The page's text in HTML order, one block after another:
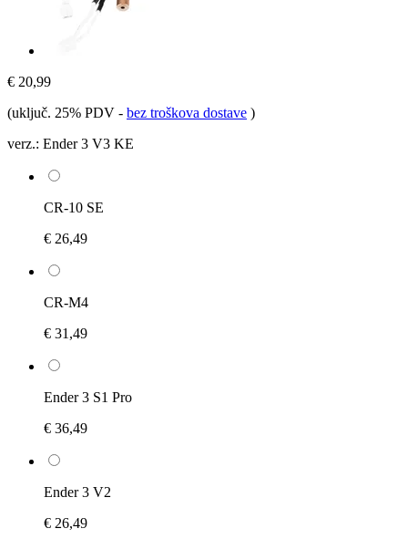
€ 20,99
(uključ. 25% PDV - bez troškova dostave )
verz.: Ender 3 V3 KE
CR-10 SE
€ 26,49
CR-M4
€ 31,49
Ender 3 S1 Pro
€ 36,49
Ender 3 V2
€ 26,49